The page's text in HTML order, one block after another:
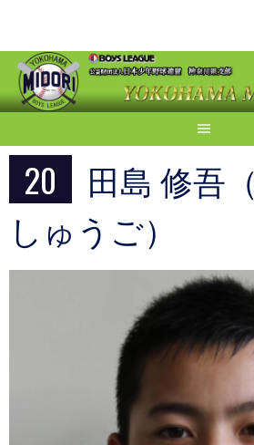
content
20
田島 修吾
しゅうご）